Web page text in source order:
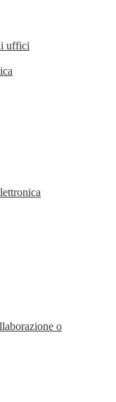
uffici
o